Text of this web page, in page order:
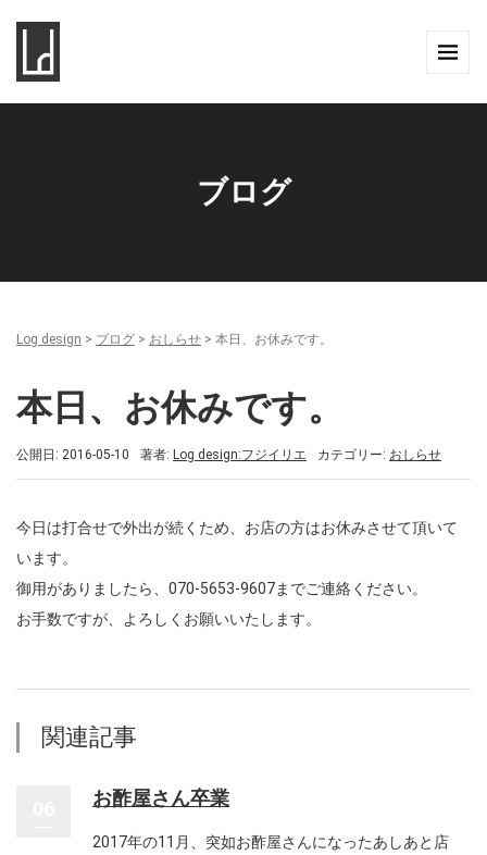
ブログ
Log design > ブログ > おしらせ > 本日、お休みです。
本日、お休みです。
公開日: 2016-05-10 著者: Log design:フジイリエ カテゴリー: おしらせ
今日は打合せで外出が続くため、お店の方はお休みさせて頂いて
います。
御用がありましたら、070-5653-9607までご連絡ください。
お手数ですが、よろしくお願いいたします。
関連記事
お酢屋さん卒業
2017年の11月、突如お酢屋さんになったあしあと店